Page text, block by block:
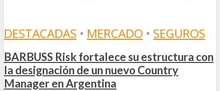
DESTACADAS • MERCADO • SEGUROS
BARBUSS Risk fortalece su estructura con
la designación de un nuevo Country
Manager en Argentina